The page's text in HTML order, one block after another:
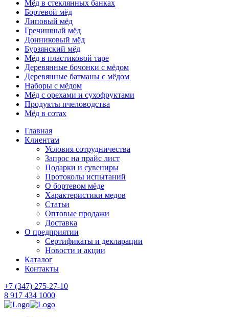
Мёд в стеклянных банках
Бортевой мёд
Липовый мёд
Гречишный мёд
Донниковый мёд
Бурзянский мёд
Мёд в пластиковой таре
Деревянные бочонки с мёдом
Деревянные батманы с мёдом
Наборы с мёдом
Мёд с орехами и сухофруктами
Продукты пчеловодства
Мёд в сотах
Главная
Клиентам
Условия сотрудничества
Запрос на прайс лист
Подарки и сувениры
Протоколы испытаний
О бортевом мёде
Характеристики медов
Статьи
Оптовые продажи
Доставка
О предприятии
Сертификаты и декларации
Новости и акции
Каталог
Контакты
+7 (347) 275-27-10
8 917 434 1000